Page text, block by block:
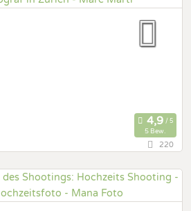
5 Bew.
Shooting
Fotostory
220